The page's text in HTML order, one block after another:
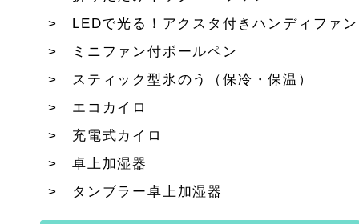
LEDで光る！アクスタ付きハンディファン
ミニファン付ボールペン
スティック型氷のう（保冷・保温）
エコカイロ
充電式カイロ
卓上加湿器
タンブラー卓上加湿器